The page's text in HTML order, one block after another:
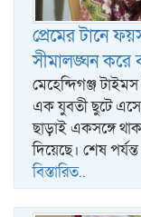
প্রেমের টানে
সীমালঙ্ঘন করে
মেহেন্দিগঞ্জ
এক যুবতী ছুটে
ছাড়াই একসঙ্গে
দিয়েছে। শেষ
বিস্তারিত..